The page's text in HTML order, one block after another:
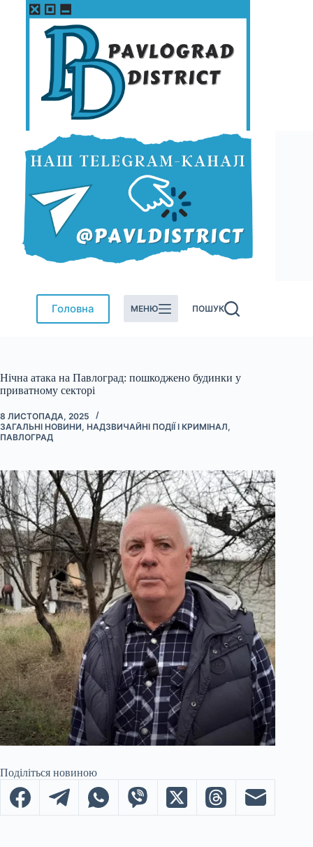
Перейти
Головна МЕНЮ ПОШУК
Нічна атака на Павлоград: пошкоджено будинки у
приватному секторі
8 ЛИСТОПАДА, 2025
ЗАГАЛЬНІ НОВИНИ, НАДЗВИЧАЙНІ ПОДІЇ І КРИМІНАЛ,
ПАВЛОГРАД
Поділіться новиною